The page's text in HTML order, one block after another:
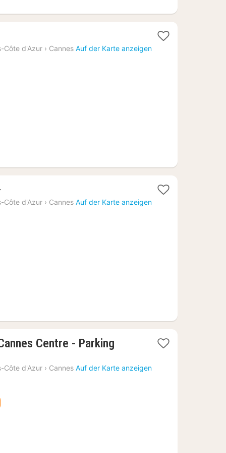
Côte d'Azur › Cannes Auf der Karte anzeigen
Côte d'Azur › Cannes Auf der Karte anzeigen
Centre - Parking
Côte d'Azur › Cannes Auf der Karte anzeigen